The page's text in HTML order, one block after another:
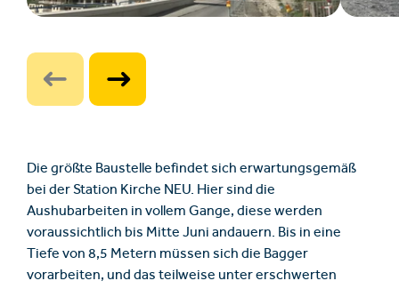
Die größte Baustelle befindet sich erwartungsgemäß
bei der Station Kirche NEU. Hier sind die
Aushubarbeiten in vollem Gange, diese werden
voraussichtlich bis Mitte Juni andauern. Bis in eine
Tiefe von 8,5 Metern müssen sich die Bagger
vorarbeiten, und das teilweise unter erschwerten